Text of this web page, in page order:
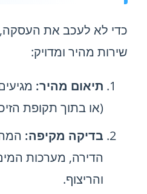
כדי לא לעכב את העסקה,
שירות מהיר ומדויק:
תיאום מהיר:
(או בתוך תקופת
בדיקה מקיפה:
הדירה, מערכות
והריצוף.